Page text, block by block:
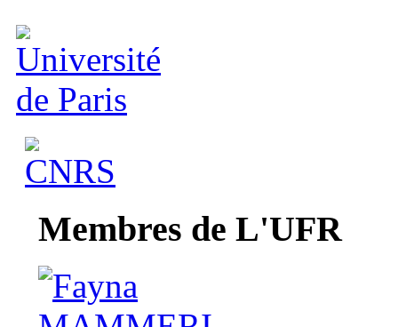
Membres de L'UFR